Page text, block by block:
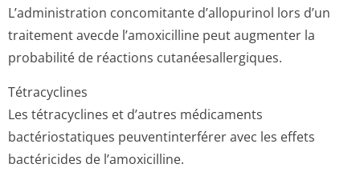
L’administration concomitante d’allopurinol lors d’un
traitement avecde l’amoxicilline peut augmenter la
probabilité de réactions cutanéesaller­giques.
Tétracyclines
Les tétracyclines et d’autres médicaments
bactériostatiques peuventinterférer avec les effets
bactéricides de l’amoxicilline.